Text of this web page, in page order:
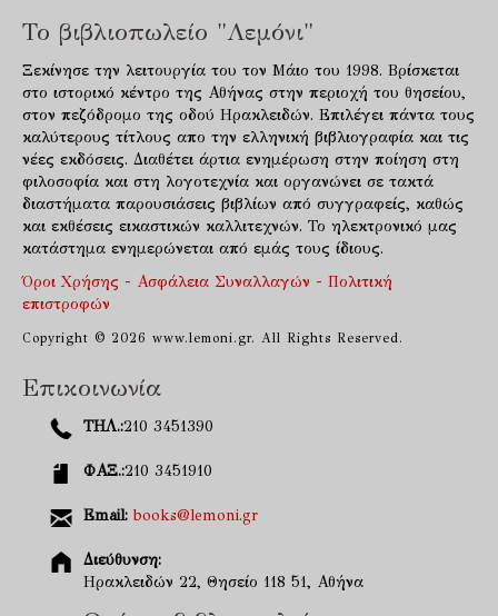
Το βιβλιοπωλείο "Λεμόνι"
Ξεκίνησε την λειτουργία του τον Μάιο του 1998. Βρίσκεται
στο ιστορικό κέντρο της Αθήνας στην περιοχή του θησείου,
στον πεζόδρομο της οδού Ηρακλειδών. Επιλέγει πάντα τους
καλύτερους τίτλους απο την ελληνική βιβλιογραφία και τις
νέες εκδόσεις. Διαθέτει άρτια ενημέρωση στην ποίηση στη
φιλοσοφία και στη λογοτεχνία και οργανώνει σε τακτά
διαστήματα παρουσιάσεις βιβλίων από συγγραφείς, καθώς
και εκθέσεις εικαστικών καλλιτεχνών. Το ηλεκτρονικό μας
κατάστημα ενημερώνεται από εμάς τους ίδιους.
Όροι Χρήσης - Ασφάλεια Συναλλαγών - Πολιτική
επιστροφών
Copyright © 2026 www.lemoni.gr. All Rights Reserved.
Επικοινωνία
ΤΗΛ.:210 3451390
ΦΑΞ.:210 3451910
Email: books@lemoni.gr
Διεύθυνση:
Ηρακλειδών 22, Θησείο 118 51, Αθήνα